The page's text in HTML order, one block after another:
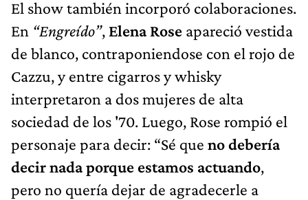
El show también incorporó colaboraciones.
En “Engreído”, Elena Rose apareció vestida
de blanco, contraponiendose con el rojo de
Cazzu, y entre cigarros y whisky
interpretaron a dos mujeres de alta
sociedad de los '70. Luego, Rose rompió el
personaje para decir: “Sé que no debería
decir nada porque estamos actuando,
pero no quería dejar de agradecerle a